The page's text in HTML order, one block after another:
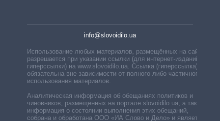
info@slovoidilo.ua
Использование любых материалов, размещённых на сайте,
разрешается при указании ссылки (для интернет-изданий —
гиперссылки) на www.slovoidilo.ua. Ссылка (гиперссылка)
обязательна вне зависимости от полного либо частичного
использования материалов.
Аналитическая информация об обещаниях политиков и
чиновников, размещенных на портале slovoidilo.ua, а также
информация о состоянии выполнения этих обещаний,
собрана и обработана ООО «ИА Слово и Дело» и является